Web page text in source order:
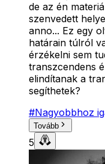
de az én
szenvedett
anno... Ez egy
határain túlról
érzékelni sem
transzcendens
elindítanak a
segíthetek?
#Nagyobbhoz
Tovább
5